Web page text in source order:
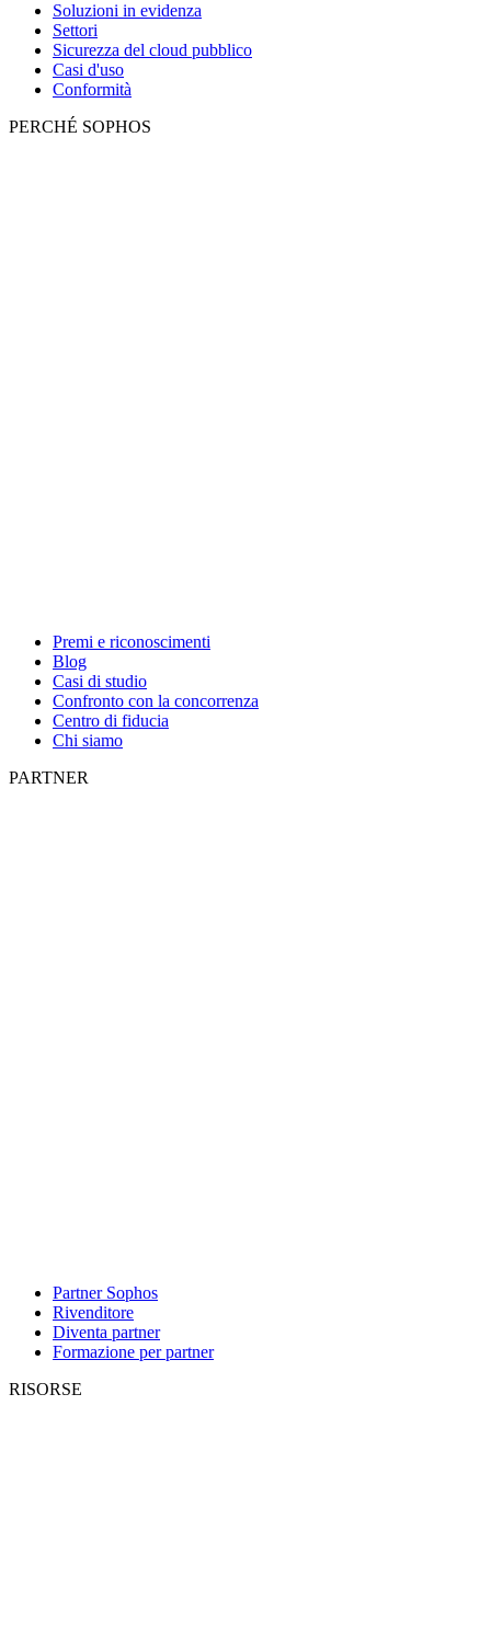
Soluzioni in evidenza
Settori
Sicurezza del cloud pubblico
Casi d'uso
Conformità
PERCHÉ SOPHOS
Premi e riconoscimenti
Blog
Casi di studio
Confronto con la concorrenza
Centro di fiducia
Chi siamo
PARTNER
Partner Sophos
Rivenditore
Diventa partner
Formazione per partner
RISORSE